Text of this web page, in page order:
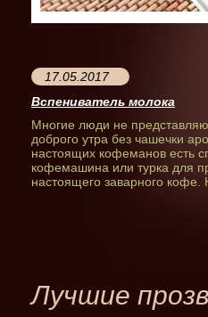
17.05.2017
Вспениватель молока
Многие люди не
доброго утра без чашечки
настоящих кофеманов есть
кофемашина или турка для
настоящего заварного кофе.
Лучшие